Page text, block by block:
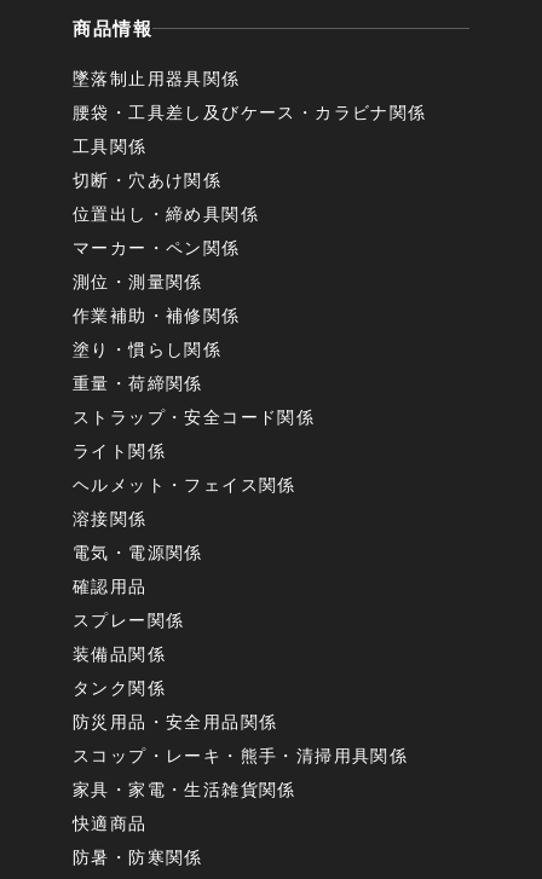
商品情報
墜落制止用器具関係
腰袋・工具差し及びケース・カラビナ関係
工具関係
切断・穴あけ関係
位置出し・締め具関係
マーカー・ペン関係
測位・測量関係
作業補助・補修関係
塗り・慣らし関係
重量・荷締関係
ストラップ・安全コード関係
ライト関係
ヘルメット・フェイス関係
溶接関係
電気・電源関係
確認用品
スプレー関係
装備品関係
タンク関係
防災用品・安全用品関係
スコップ・レーキ・熊手・清掃用具関係
家具・家電・生活雑貨関係
快適商品
防暑・防寒関係